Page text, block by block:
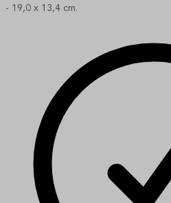
- 19,0 x 13,4 cm.